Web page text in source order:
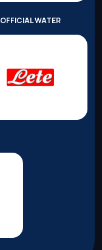
OFFICIAL WATER